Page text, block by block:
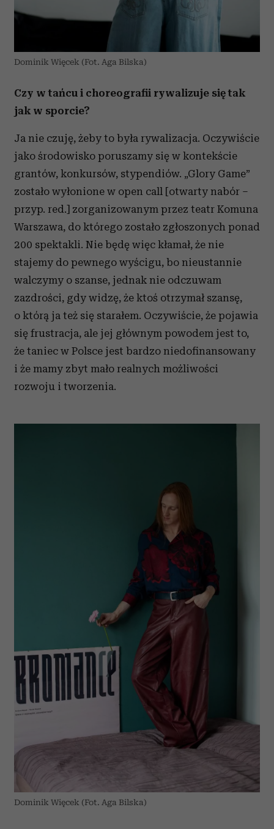
Dominik Więcek (Fot. Aga Bilska)
Czy w tańcu i choreografii rywalizuje się tak
jak w sporcie?
Ja nie czuję, żeby to była rywalizacja. Oczywiście
jako środowisko poruszamy się w kontekście
grantów, konkursów, stypendiów. „Glory Game”
zostało wyłonione w open call [otwarty nabór –
przyp. red.] zorganizowanym przez teatr Komuna
Warszawa, do którego zostało zgłoszonych ponad
200 spektakli. Nie będę więc kłamał, że nie
stajemy do pewnego wyścigu, bo nieustannie
walczymy o szanse, jednak nie odczuwam
zazdrości, gdy widzę, że ktoś otrzymał szansę,
o którą ja też się starałem. Oczywiście, że pojawia
się frustracja, ale jej głównym powodem jest to,
że taniec w Polsce jest bardzo niedofinansowany
i że mamy zbyt mało realnych możliwości
rozwoju i tworzenia.
Dominik Więcek (Fot. Aga Bilska)